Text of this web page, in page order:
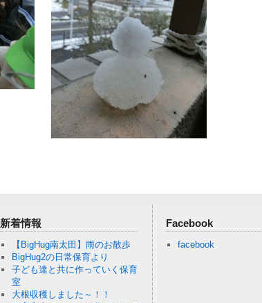
新着情報
【BigHug南太田】雨のお散歩
BigHug2の日常保育より
子ども達と共に作っていく保育
室
大根収穫しました～！！
Facebook
facebook